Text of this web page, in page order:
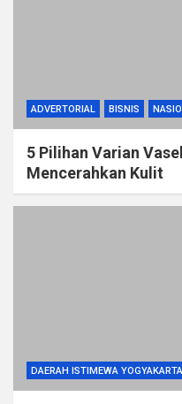
ADVERTORIAL BISNIS
5 Pilihan Varian
Mencerahkan Kulit
DAERAH ISTIMEWA YOGYAKARTA